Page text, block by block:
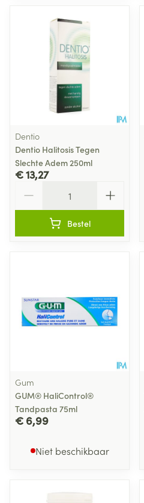
Dentio
Dentio Halitosis Tegen
Slechte Adem 250ml
€ 13,27
Bestel
Gum
GUM® HaliControl®
Tandpasta 75ml
€ 6,99
Niet beschikbaar